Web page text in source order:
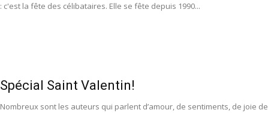
: c'est la fête des célibataires. Elle se fête depuis 1990...
Spécial Saint Valentin!
Nombreux sont les auteurs qui parlent d’amour, de sentiments, de joie de